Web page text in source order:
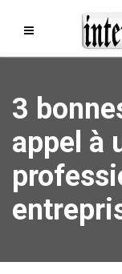
3
appel à